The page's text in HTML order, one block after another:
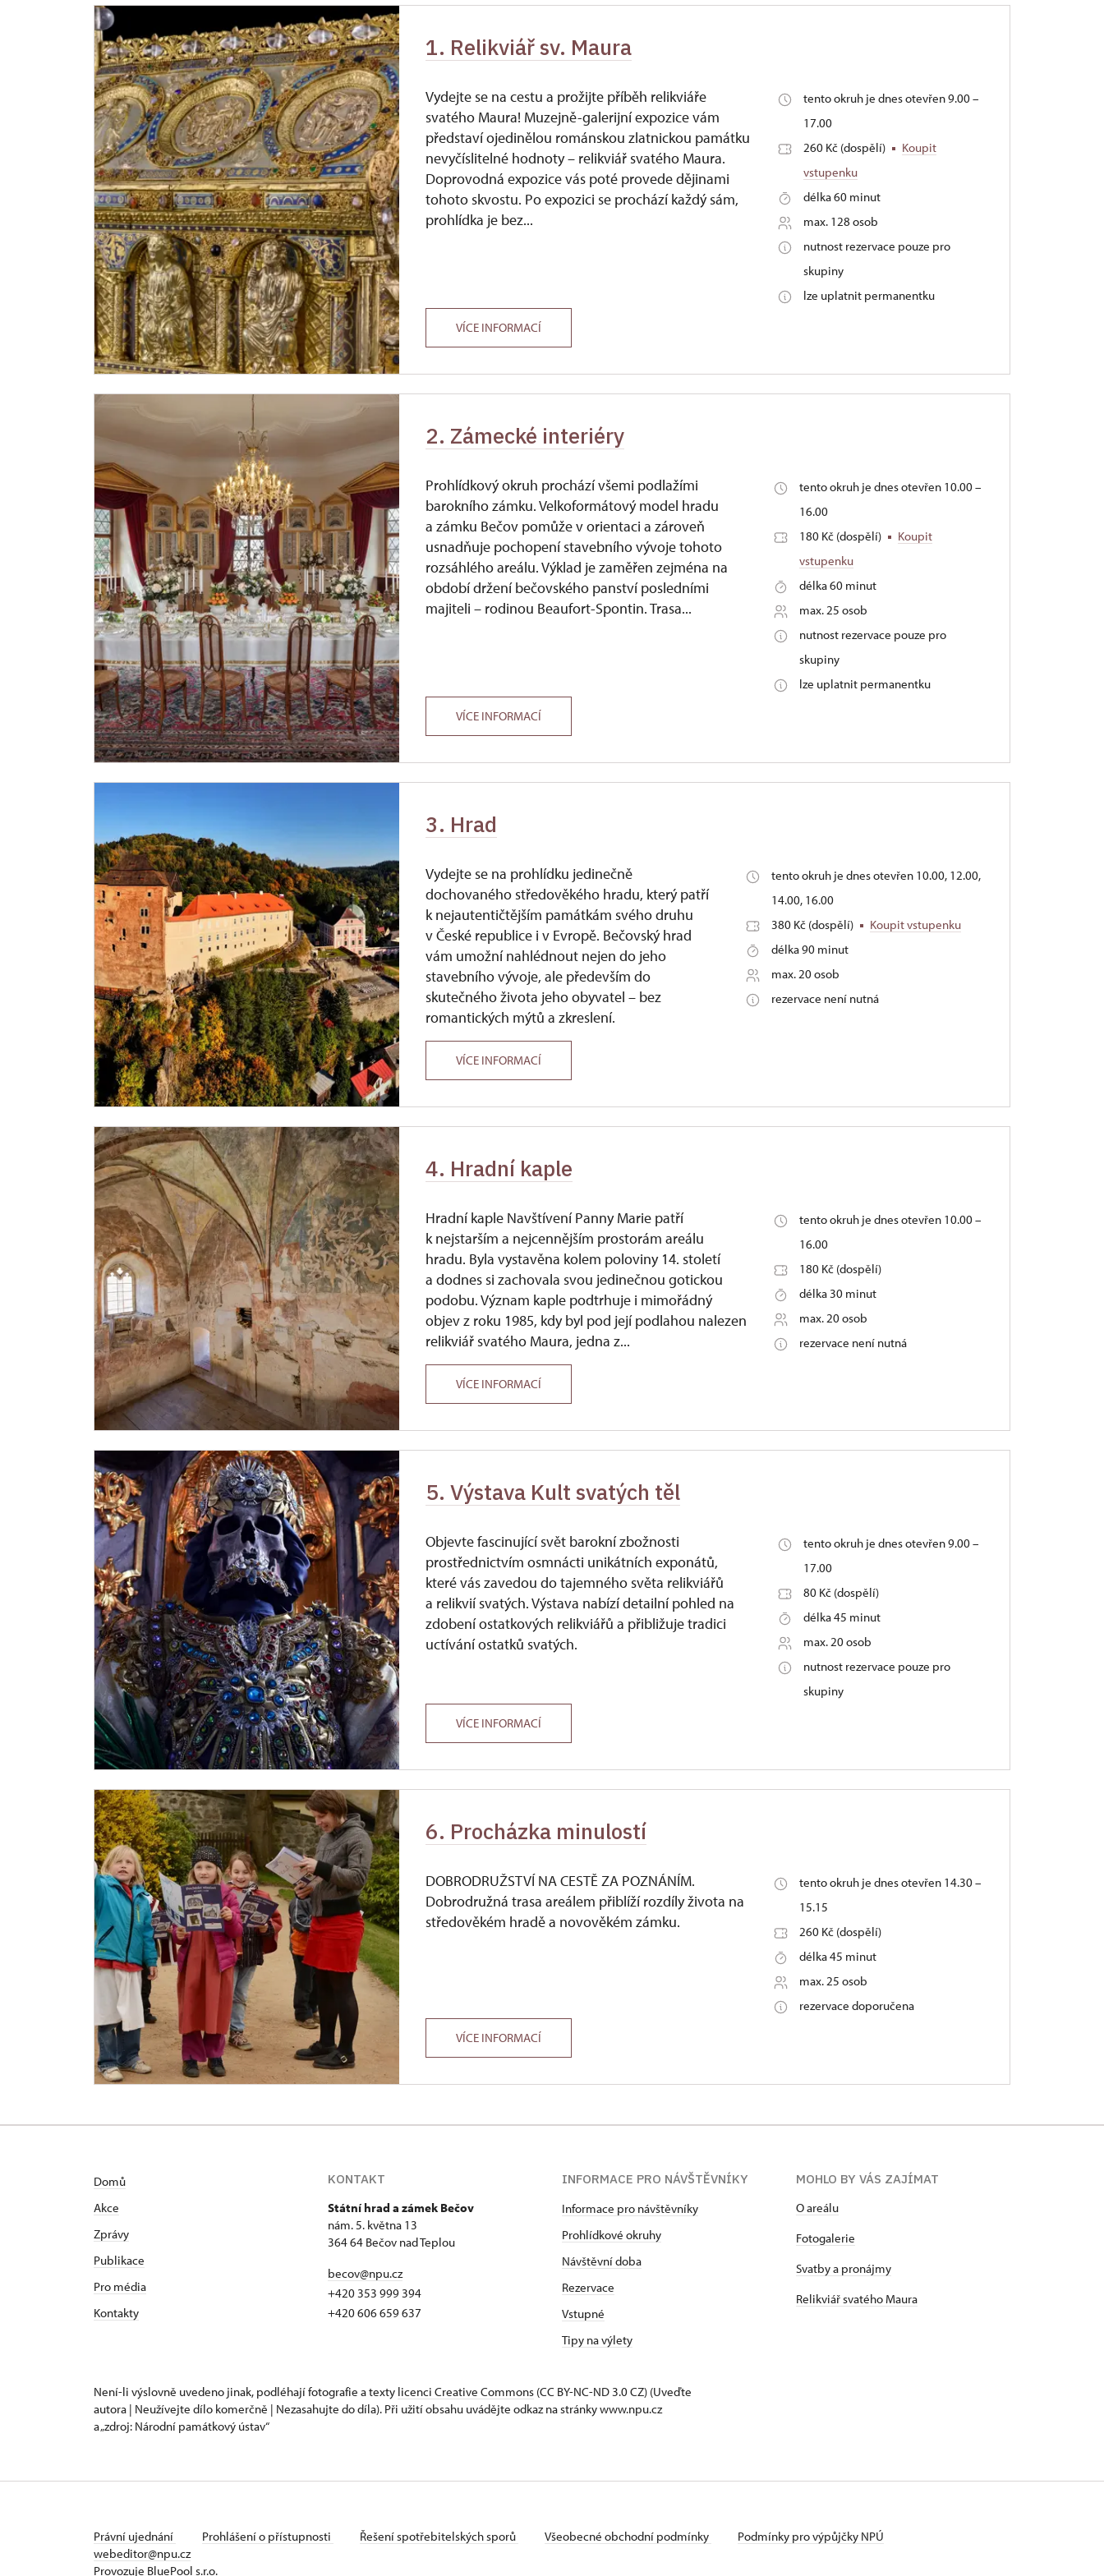
1. Relikviář sv. Maura
Vydejte se na cestu a prožijte příběh relikviáře
svatého Maura! Muzejně-galerijní expozice vám
představí ojedinělou románskou zlatnickou památku
nevyčíslitelné hodnoty – relikviář svatého Maura.
Doprovodná expozice vás poté provede dějinami
tohoto skvostu. Po expozici se prochází každý sám,
prohlídka je bez...
tento okruh je dnes otevřen 9.00 –
17.00
260 Kč (dospělí)
Koupit
vstupenku
délka 60 minut
max. 128 osob
nutnost rezervace pouze pro
skupiny
lze uplatnit permanentku
VÍCE INFORMACÍ
2. Zámecké interiéry
Prohlídkový okruh prochází všemi podlažími
barokního zámku. Velkoformátový model hradu
a zámku Bečov pomůže v orientaci a zároveň
usnadňuje pochopení stavebního vývoje tohoto
rozsáhlého areálu. Výklad je zaměřen zejména na
období držení bečovského panství posledními
majiteli – rodinou Beaufort-Spontin. Trasa...
tento okruh je dnes otevřen 10.00 –
16.00
180 Kč (dospělí)
Koupit
vstupenku
délka 60 minut
max. 25 osob
nutnost rezervace pouze pro
skupiny
lze uplatnit permanentku
VÍCE INFORMACÍ
3. Hrad
Vydejte se na prohlídku jedinečně
dochovaného středověkého hradu, který patří
k nejautentičtějším památkám svého druhu
v České republice i v Evropě. Bečovský hrad
vám umožní nahlédnout nejen do jeho
stavebního vývoje, ale především do
skutečného života jeho obyvatel – bez
romantických mýtů a zkreslení.
tento okruh je dnes otevřen 10.00, 12.00,
14.00, 16.00
380 Kč (dospělí)
Koupit vstupenku
délka 90 minut
max. 20 osob
rezervace není nutná
VÍCE INFORMACÍ
4. Hradní kaple
Hradní kaple Navštívení Panny Marie patří
k nejstarším a nejcennějším prostorám areálu
hradu. Byla vystavěna kolem poloviny 14. století
a dodnes si zachovala svou jedinečnou gotickou
podobu. Význam kaple podtrhuje i mimořádný
objev z roku 1985, kdy byl pod její podlahou nalezen
relikviář svatého Maura, jedna z...
tento okruh je dnes otevřen 10.00 –
16.00
180 Kč (dospělí)
délka 30 minut
max. 20 osob
rezervace není nutná
VÍCE INFORMACÍ
5. Výstava Kult svatých těl
Objevte fascinující svět barokní zbožnosti
prostřednictvím osmnácti unikátních exponátů,
které vás zavedou do tajemného světa relikviářů
a relikvií svatých. Výstava nabízí detailní pohled na
zdobení ostatkových relikviářů a přibližuje tradici
uctívání ostatků svatých.
tento okruh je dnes otevřen 9.00 –
17.00
80 Kč (dospělí)
délka 45 minut
max. 20 osob
nutnost rezervace pouze pro
skupiny
VÍCE INFORMACÍ
6. Procházka minulostí
DOBRODRUŽSTVÍ NA CESTĚ ZA POZNÁNÍM.
Dobrodružná trasa areálem přiblíží rozdíly života na
středověkém hradě a novověkém zámku.
tento okruh je dnes otevřen 14.30 –
15.15
260 Kč (dospělí)
délka 45 minut
max. 25 osob
rezervace doporučena
VÍCE INFORMACÍ
Domů
Akce
Zprávy
Publikace
Pro média
Kontakty
KONTAKT
Státní hrad a zámek Bečov
nám. 5. května 13
364 64 Bečov nad Teplou
becov@npu.cz
+420 353 999 394
+420 606 659 637
INFORMACE PRO NÁVŠTĚVNÍKY
Informace pro návštěvníky
Prohlídkové okruhy
Návštěvní doba
Rezervace
Vstupné
Tipy na výlety
MOHLO BY VÁS ZAJÍMAT
O areálu
Fotogalerie
Svatby a pronájmy
Relikviář svatého Maura
Není-li výslovně uvedeno jinak, podléhají fotografie a texty licenci Creative Commons (CC BY-NC-ND 3.0 CZ) (Uveďte
autora | Neužívejte dílo komerčně | Nezasahujte do díla). Při užití obsahu uvádějte odkaz na stránky www.npu.cz
a „zdroj: Národní památkový ústav“
Právní ujednání Prohlášení o přístupnosti Řešení spotřebitelských sporů Všeobecné obchodní podmínky
Podmínky pro výpůjčky NPÚ
webeditor@npu.cz
Provozuje BluePool s.r.o.